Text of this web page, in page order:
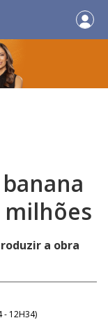
milhões
a obra
- 12H34)